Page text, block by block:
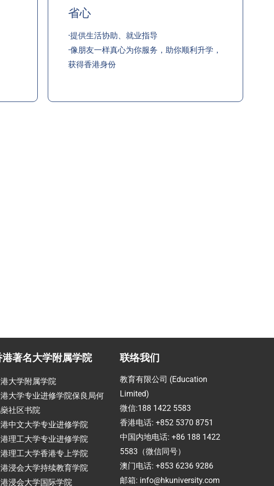
省心
·提供生活协助、就业指导
·像朋友一样真心为你服务，助你顺利升学，
获得香港身份
港著名大学附属学院
大学附属学院
大学专业进修学院保良局何
社区书院
中文大学专业进修学院
理工大学专业进修学院
理工大学香港专上学院
浸会大学持续教育学院
浸会大学国际学院
联络我们
教育有限公司 (Education
Limited)
微信:188 1422 5583
香港电话: +852 5370 8751
中国内地电话: +86 188 1422
5583（微信同号）
澳门电话: +853 6236 9286
邮箱: info@hkuniversity.com